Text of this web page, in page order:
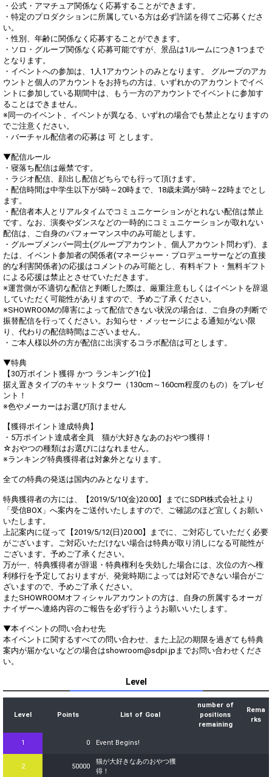
Close
・公式・アマチュア関係なく応募することができます。
・特定のプロダクションに所属している方は必ず許諾を得てご応募くださ
い。
・性別、年齢に関係なく応募することができます。
・ソロ・グループ関係なく応募可能ですが、景品は1ルームにつき1つまで
となります。
・イベントへの参加は、1人1アカウントのみとなります。 グループのアカ
ウントと個人のアカウントをお持ちの方は、いずれかのアカウントでイベ
ントに参加している期間中は、もう一方のアカウントでイベントに参加す
ることはできません。
※同一のイベント、イベントが異なる、いずれの場合でも禁止となりますの
でご注意ください。
・バーチャル配信者の応募は 可 とします。
▼配信ルール
・寝落ち配信は厳禁です。
・ラジオ配信、顔出し配信どちらでも行って頂けます。
・配信時間は中学生以下が5時～20時まで、18歳未満が5時～22時までとし
ます。
・配信者本人とリアルタイムでコミュニケーションがとれない配信は禁止
です。なお、演奏やダンスなどの一時的にコミュニケーションが取れない
配信は、ご自身のパフォーマンス中のみ可能とします。
・グループメンバー同士(グループアカウント、個人アカウント問わず)、ま
たは、イベント参加者の関係者(マネージャー・プロデューサーなどの直接
的な利害関係者)の応援はコメントのみ可能とし、有料ギフト・無料ギフト
による応援は禁止とさせていただきます。
※運営側が不適切な配信と判断した際は、厳重注意もしくはイベントを辞退
していただく可能性がありますので、予めご了承ください。
※SHOWROOMの障害によって配信できない状況の場合は、ご自身の判断で
振替配信を行ってください。お知らせ・メッセージによる通知がない限
り、代わりの配信時間はございません。
・ご本人様以外の方が配信に出演するコラボ配信は可とします。
▼特典
【30万ポイント獲得 かつ ランキング1位】
据え置きタイプのキャットタワー（130cm～160cm程度のもの）をプレゼ
ント！
※色やメーカーはお選び頂けません
【獲得ポイント達成特典】
・5万ポイント達成者全員 猫が大好きなあのおやつ獲得！
☆おやつの種類はお選びにはなれません。
※ランキング特典獲得者は対象外となります。
全ての特典の発送は国内のみとなります。
特典獲得者の方には、【2019/5/10(金)20:00】までにSDPI株式会社より
「受信BOX」へ案内をご送付いたしますので、ご確認のほど宜しくお願い
いたします。
上記案内に従って【2019/5/12(日)20:00】までに、ご対応していただく必要
がございます。ご対応いただけない場合は特典が取り消しになる可能性が
ございます。予めご了承ください。
万が一、特典獲得者が辞退・特典権利を失効した場合には、次位の方へ権
利移行を予定しておりますが、発覚時期によっては対応できない場合がご
ざいますので、予めご了承ください。
またSHOWROOMオフィシャルアカウントの方は、自身の所属するオーガ
ナイザーへ連絡内容のご報告を必ず行うようお願いいたします。
▼本イベントの問い合わせ先
本イベントに関するすべての問い合わせ、また上記の期限を過ぎても特典
案内が届かないなどの場合はshowroom@sdpi.jpまでお問い合わせくださ
い。
Level
Level Points List of Goal
number of
positions
remaining
Rema
rks
1 0 Event Begins!
2 50000
猫が大好きなあのおやつ獲
得！